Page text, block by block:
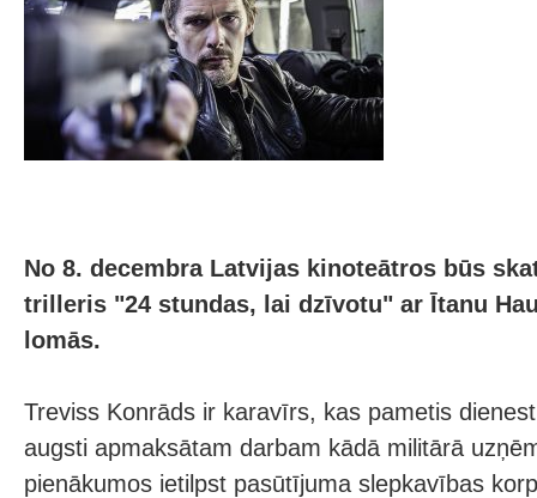
No 8. decembra Latvijas kinoteātros būs
trilleris "24 stundas, lai dzīvotu" ar Ītanu
lomās.
Treviss Konrāds ir karavīrs, kas pametis
augsti apmaksātam darbam kādā militārā
pienākumos ietilpst pasūtījuma slepkavības